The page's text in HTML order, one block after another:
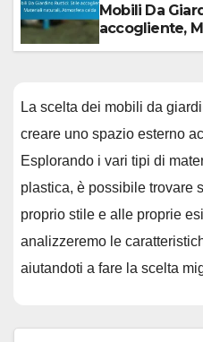
Mobili Da
accogliente,
La scelta dei mobili da
creare uno spazio esterno
Esplorando i vari tipi di
plastica, è possibile trovare
proprio stile e alle proprie
analizzeremo le
aiutandoti a fare la scelta